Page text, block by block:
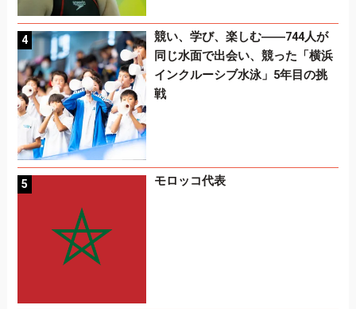
競い、学び、楽しむ――744人が
同じ水面で出会い、競った「横浜
インクルーシブ水泳」5年目の挑
戦
モロッコ代表